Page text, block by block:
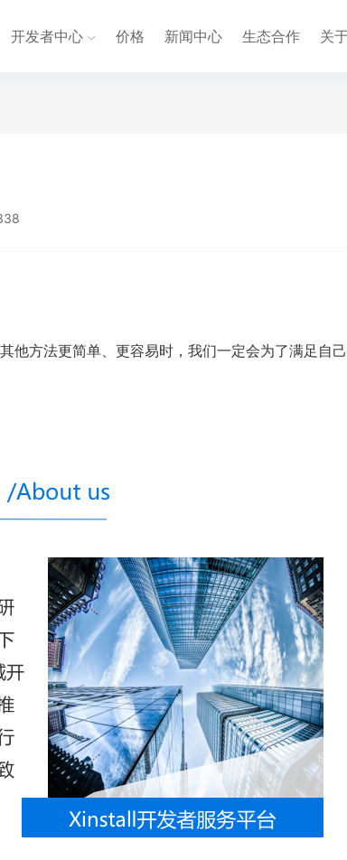
开发者中心 价格 新闻中心 生态合作 关
他方法更简单、更容易时，我们一定会为了满足自